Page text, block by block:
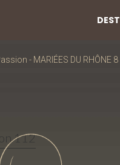
- MARIÉES DU RHÔNE
112